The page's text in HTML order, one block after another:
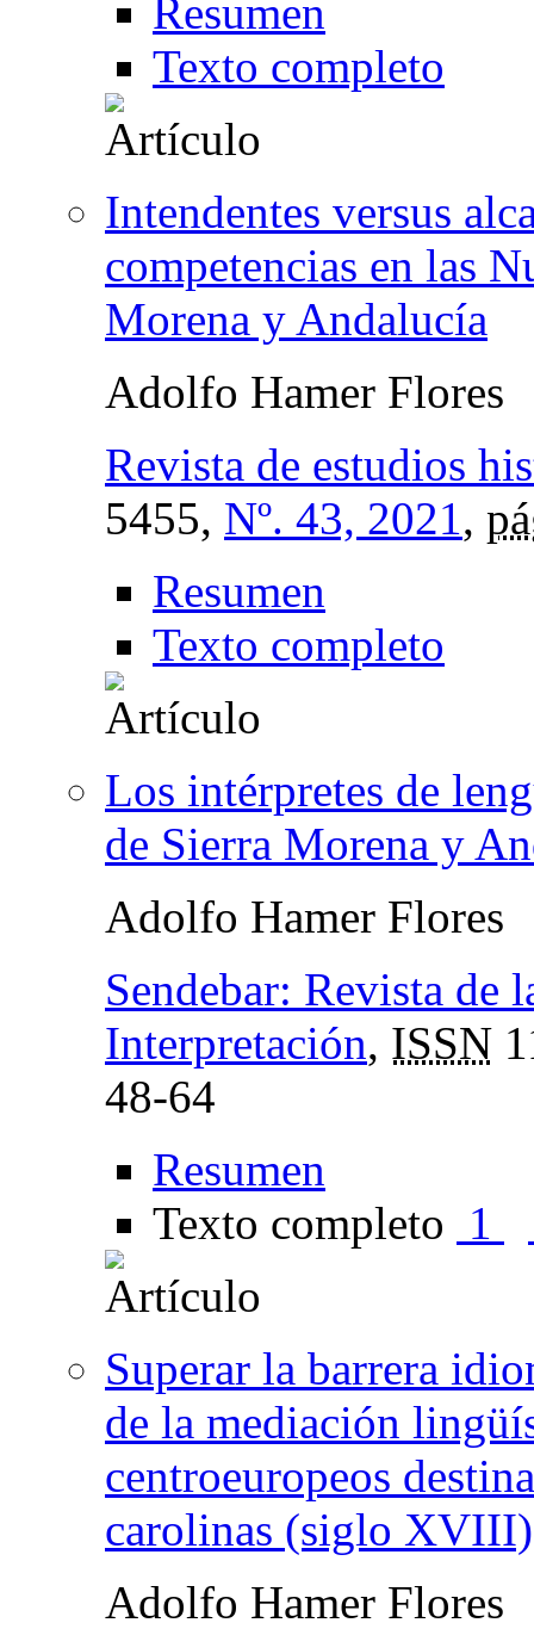
Resumen
Texto completo
Intendentes versus
competencias en las
Morena y Andalucía
Adolfo Hamer Flores
Revista de estudios
5455, Nº. 43, 2021,
Resumen
Texto completo
Los intérpretes de
de Sierra Morena y
Adolfo Hamer Flores
Sendebar: Revista de
Interpretación, ISSN
48-64
Resumen
Texto completo 1
Superar la barrera
de la mediación
centroeuropeos
carolinas (siglo XVIII)
Adolfo Hamer Flores